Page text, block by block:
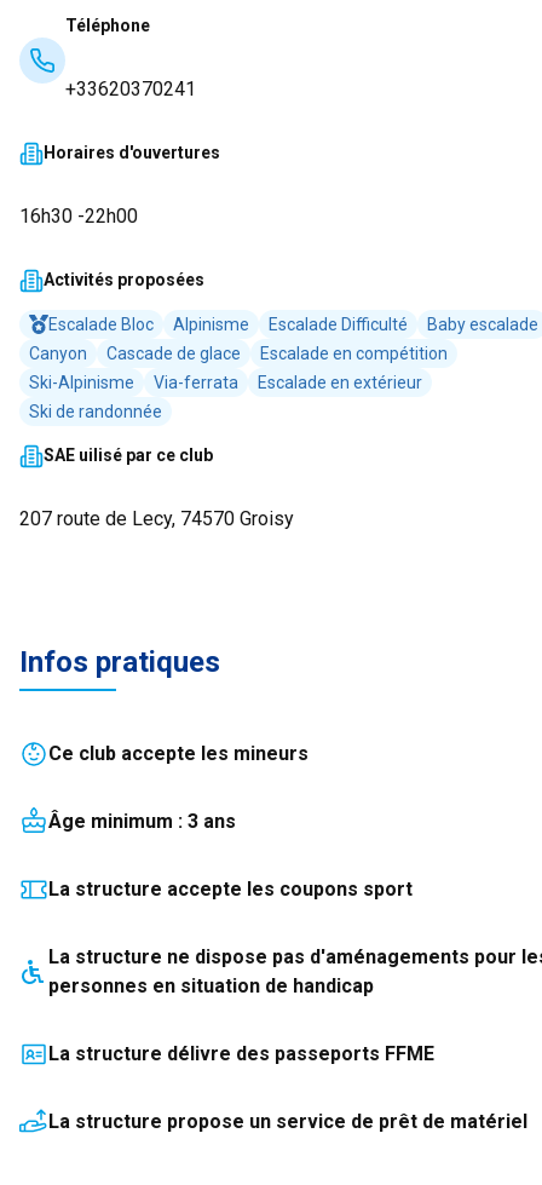
Téléphone
+33620370241
Horaires d'ouvertures
16h30 -22h00
Activités proposées
Escalade Bloc Alpinisme Escalade Difficulté
Baby escalade
Canyon
Cascade de glace
Escalade en compétition
Ski-Alpinisme
Via-ferrata
Escalade en extérieur
Ski de randonnée
SAE uilisé par ce club
207 route de Lecy, 74570 Groisy
Infos pratiques
Ce club accepte les mineurs
Âge minimum : 3 ans
La structure accepte les coupons sport
La structure ne dispose pas d'aménagements pour
personnes en situation de handicap
La structure délivre des passeports FFME
La structure propose un service de prêt de matériel